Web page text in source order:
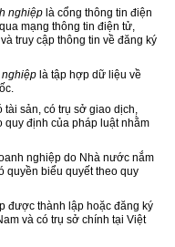
nghiệp là cổng thông tin điện
mạng thông tin điện tử,
truy cập thông tin về đăng ký
nghiệp là tập hợp dữ liệu về
tài sản, có trụ sở giao dịch,
định của pháp luật nhằm
nghiệp do Nhà nước nắm
quyền biểu quyết theo quy
được thành lập hoặc đăng ký
và có trụ sở chính tại Việt